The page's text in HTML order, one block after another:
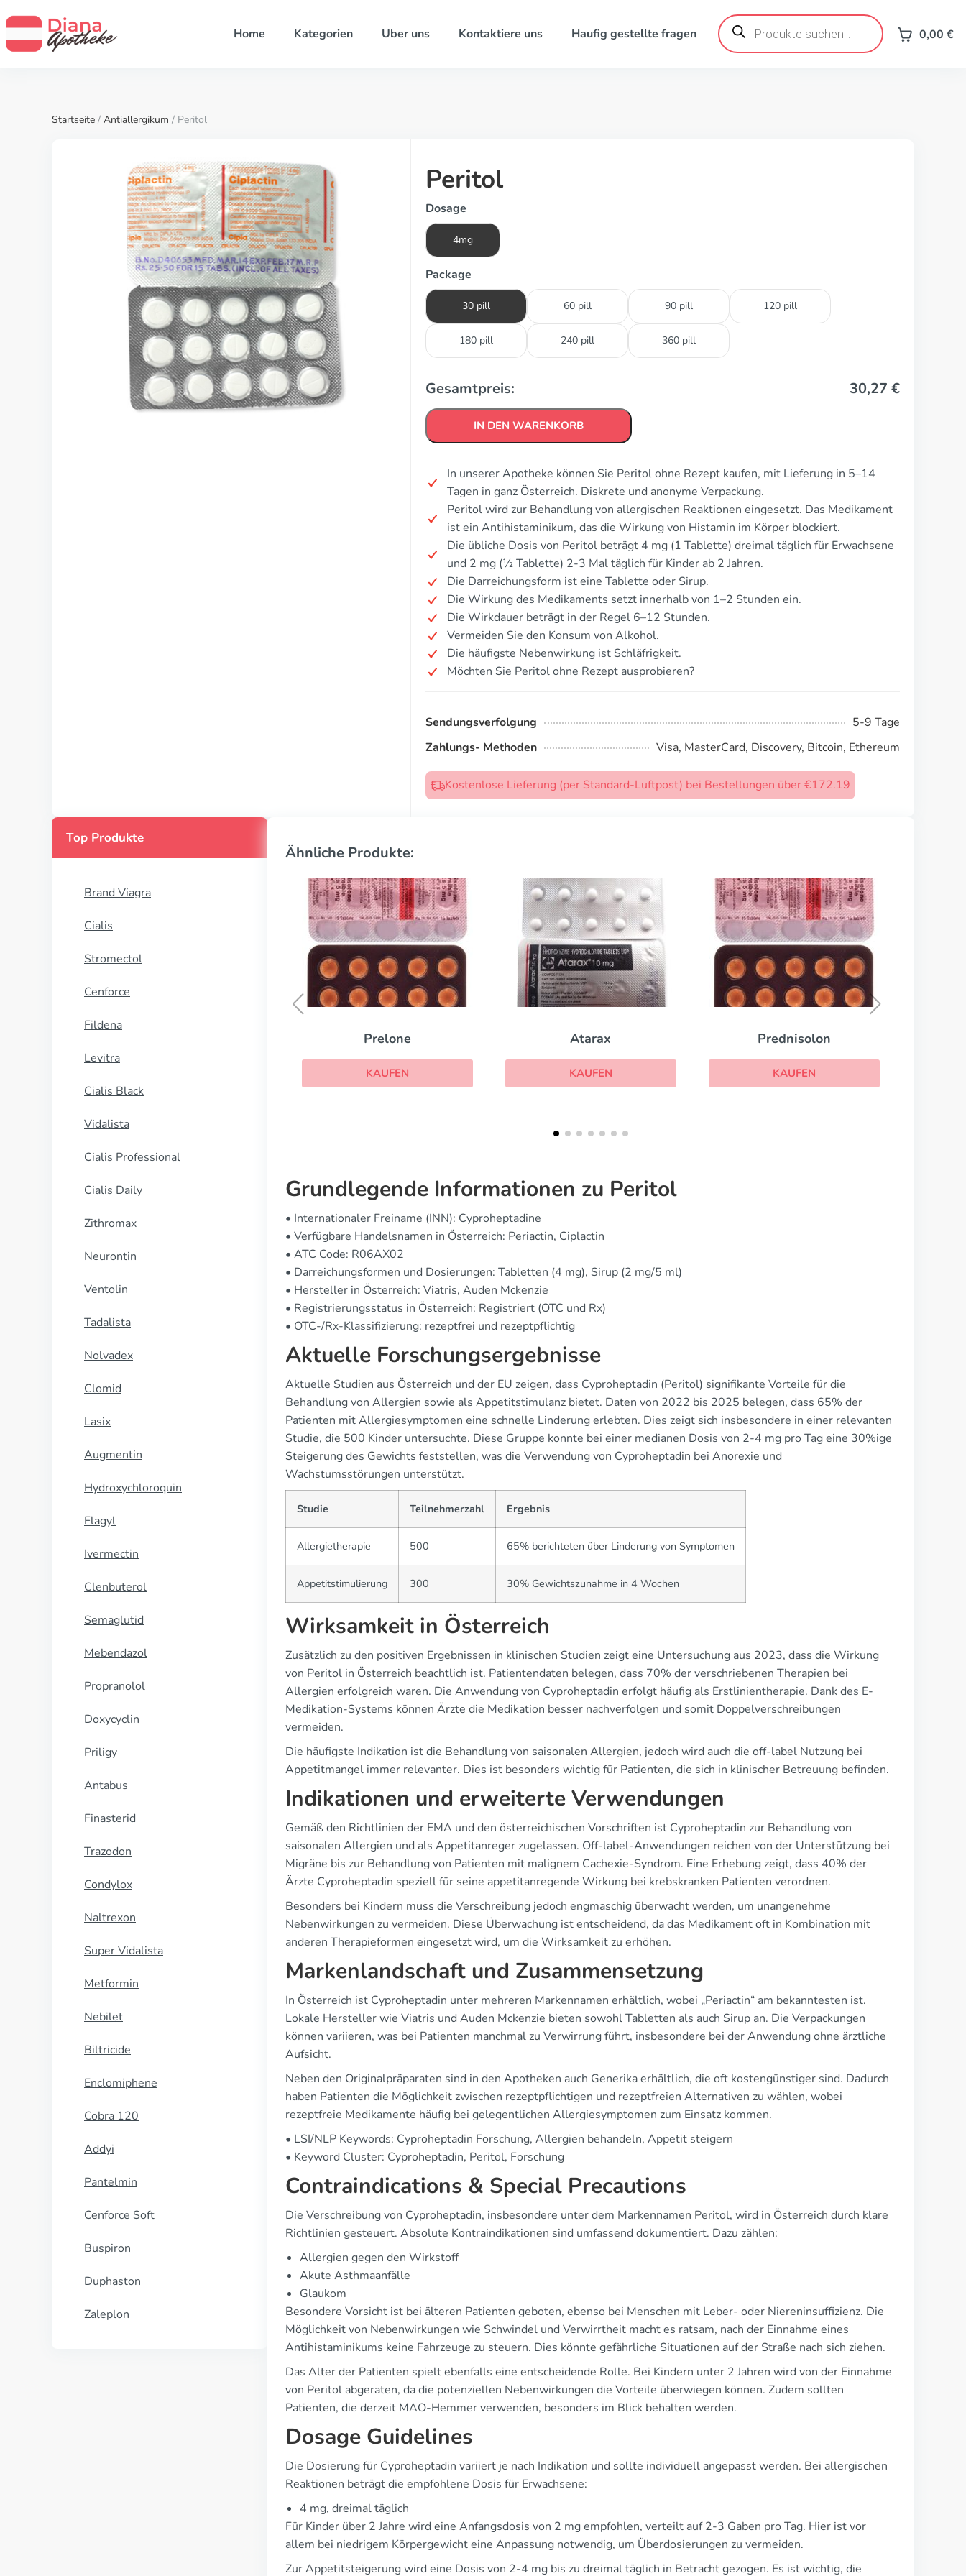
Home Kategorien Uber uns Kontaktiere uns Haufig gestellte fragen
Products
search 0,00 €
Startseite / Antiallergikum / Peritol
Peritol
Dosage
4mg
Package
30 pill 60 pill 90 pill 120 pill
180 pill 240 pill 360 pill
Gesamtpreis: 30,27 €
IN DEN WARENKORB
In unserer Apotheke können Sie Peritol ohne Rezept kaufen, mit Lieferung in 5–14
Tagen in ganz Österreich. Diskrete und anonyme Verpackung.
Peritol wird zur Behandlung von allergischen Reaktionen eingesetzt. Das Medikament
ist ein Antihistaminikum, das die Wirkung von Histamin im Körper blockiert.
Die übliche Dosis von Peritol beträgt 4 mg (1 Tablette) dreimal täglich für Erwachsene
und 2 mg (½ Tablette) 2-3 Mal täglich für Kinder ab 2 Jahren.
Die Darreichungsform ist eine Tablette oder Sirup.
Die Wirkung des Medikaments setzt innerhalb von 1–2 Stunden ein.
Die Wirkdauer beträgt in der Regel 6–12 Stunden.
Vermeiden Sie den Konsum von Alkohol.
Die häufigste Nebenwirkung ist Schläfrigkeit.
Möchten Sie Peritol ohne Rezept ausprobieren?
Sendungsverfolgung
5-9 Tage
Zahlungs- Methoden
Visa, MasterCard, Discovery, Bitcoin, Ethereum
Kostenlose Lieferung (per Standard-Luftpost) bei Bestellungen über €172.19
Top Produkte
Brand Viagra
Cialis
Stromectol
Cenforce
Fildena
Levitra
Cialis Black
Vidalista
Cialis Professional
Cialis Daily
Zithromax
Neurontin
Ventolin
Tadalista
Nolvadex
Clomid
Lasix
Augmentin
Hydroxychloroquin
Flagyl
Ivermectin
Clenbuterol
Semaglutid
Mebendazol
Propranolol
Doxycyclin
Priligy
Antabus
Finasterid
Trazodon
Condylox
Naltrexon
Super Vidalista
Metformin
Nebilet
Biltricide
Enclomiphene
Cobra 120
Addyi
Pantelmin
Cenforce Soft
Buspiron
Duphaston
Zaleplon
Ähnliche Produkte:
Atarax
KAUFEN
Prednisolon
KAUFEN
Phenergan
KAUFEN
Grundlegende Informationen zu Peritol
• Internationaler Freiname (INN): Cyproheptadine
• Verfügbare Handelsnamen in Österreich: Periactin, Ciplactin
• ATC Code: R06AX02
• Darreichungsformen und Dosierungen: Tabletten (4 mg), Sirup (2 mg/5 ml)
• Hersteller in Österreich: Viatris, Auden Mckenzie
• Registrierungsstatus in Österreich: Registriert (OTC und Rx)
• OTC-/Rx-Klassifizierung: rezeptfrei und rezeptpflichtig
Aktuelle Forschungsergebnisse
Aktuelle Studien aus Österreich und der EU zeigen, dass Cyproheptadin (Peritol) signifikante Vorteile für die
Behandlung von Allergien sowie als Appetitstimulanz bietet. Daten von 2022 bis 2025 belegen, dass 65% der
Patienten mit Allergiesymptomen eine schnelle Linderung erlebten. Dies zeigt sich insbesondere in einer relevanten
Studie, die 500 Kinder untersuchte. Diese Gruppe konnte bei einer medianen Dosis von 2-4 mg pro Tag eine 30%ige
Steigerung des Gewichts feststellen, was die Verwendung von Cyproheptadin bei Anorexie und
Wachstumsstörungen unterstützt.
Studie Teilnehmerzahl Ergebnis
Allergietherapie 500 65% berichteten über Linderung von Symptomen
Appetitstimulierung 300 30% Gewichtszunahme in 4 Wochen
Wirksamkeit in Österreich
Zusätzlich zu den positiven Ergebnissen in klinischen Studien zeigt eine Untersuchung aus 2023, dass die Wirkung
von Peritol in Österreich beachtlich ist. Patientendaten belegen, dass 70% der verschriebenen Therapien bei
Allergien erfolgreich waren. Die Anwendung von Cyproheptadin erfolgt häufig als Erstlinientherapie. Dank des E-
Medikation-Systems können Ärzte die Medikation besser nachverfolgen und somit Doppelverschreibungen
vermeiden.
Die häufigste Indikation ist die Behandlung von saisonalen Allergien, jedoch wird auch die off-label Nutzung bei
Appetitmangel immer relevanter. Dies ist besonders wichtig für Patienten, die sich in klinischer Betreuung befinden.
Indikationen und erweiterte Verwendungen
Gemäß den Richtlinien der EMA und den österreichischen Vorschriften ist Cyproheptadin zur Behandlung von
saisonalen Allergien und als Appetitanreger zugelassen. Off-label-Anwendungen reichen von der Unterstützung bei
Migräne bis zur Behandlung von Patienten mit malignem Cachexie-Syndrom. Eine Erhebung zeigt, dass 40% der
Ärzte Cyproheptadin speziell für seine appetitanregende Wirkung bei krebskranken Patienten verordnen.
Besonders bei Kindern muss die Verschreibung jedoch engmaschig überwacht werden, um unangenehme
Nebenwirkungen zu vermeiden. Diese Überwachung ist entscheidend, da das Medikament oft in Kombination mit
anderen Therapieformen eingesetzt wird, um die Wirksamkeit zu erhöhen.
Markenlandschaft und Zusammensetzung
In Österreich ist Cyproheptadin unter mehreren Markennamen erhältlich, wobei „Periactin“ am bekanntesten ist.
Lokale Hersteller wie Viatris und Auden Mckenzie bieten sowohl Tabletten als auch Sirup an. Die Verpackungen
können variieren, was bei Patienten manchmal zu Verwirrung führt, insbesondere bei der Anwendung ohne ärztliche
Aufsicht.
Neben den Originalpräparaten sind in den Apotheken auch Generika erhältlich, die oft kostengünstiger sind. Dadurch
haben Patienten die Möglichkeit zwischen rezeptpflichtigen und rezeptfreien Alternativen zu wählen, wobei
rezeptfreie Medikamente häufig bei gelegentlichen Allergiesymptomen zum Einsatz kommen.
• LSI/NLP Keywords: Cyproheptadin Forschung, Allergien behandeln, Appetit steigern
• Keyword Cluster: Cyproheptadin, Peritol, Forschung
Contraindications & Special Precautions
Die Verschreibung von Cyproheptadin, insbesondere unter dem Markennamen Peritol, wird in Österreich durch klare
Richtlinien gesteuert. Absolute Kontraindikationen sind umfassend dokumentiert. Dazu zählen:
Allergien gegen den Wirkstoff
Akute Asthmaanfälle
Glaukom
Besondere Vorsicht ist bei älteren Patienten geboten, ebenso bei Menschen mit Leber- oder Niereninsuffizienz. Die
Möglichkeit von Nebenwirkungen wie Schwindel und Verwirrtheit macht es ratsam, nach der Einnahme eines
Antihistaminikums keine Fahrzeuge zu steuern. Dies könnte gefährliche Situationen auf der Straße nach sich ziehen.
Das Alter der Patienten spielt ebenfalls eine entscheidende Rolle. Bei Kindern unter 2 Jahren wird von der Einnahme
von Peritol abgeraten, da die potenziellen Nebenwirkungen die Vorteile überwiegen können. Zudem sollten
Patienten, die derzeit MAO-Hemmer verwenden, besonders im Blick behalten werden.
Dosage Guidelines
Die Dosierung für Cyproheptadin variiert je nach Indikation und sollte individuell angepasst werden. Bei allergischen
Reaktionen beträgt die empfohlene Dosis für Erwachsene:
4 mg, dreimal täglich
Für Kinder über 2 Jahre wird eine Anfangsdosis von 2 mg empfohlen, verteilt auf 2-3 Gaben pro Tag. Hier ist vor
allem bei niedrigem Körpergewicht eine Anpassung notwendig, um Überdosierungen zu vermeiden.
Zur Appetitsteigerung wird eine Dosis von 2-4 mg bis zu dreimal täglich in Betracht gezogen. Es ist wichtig, die